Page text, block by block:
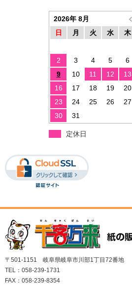
2026年 8月
日
月 火 水 木
2
3 4 5 6
9
10 11 12 13
16
17 18 19 20
23
24 25 26 27
30
31
定休日
〒501-1151 岐阜県岐阜市川部1丁目72番地
TEL：058-239-1731
FAX：058-239-8354